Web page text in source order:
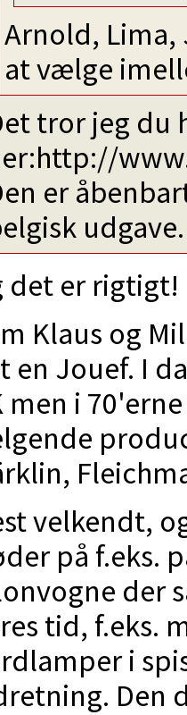
Arnold, Lima,
at vælge
tror jeg du
er
udgave.
det er rigtigt!
Klaus og
en Jouef. I
men i
velkendt,
på f.eks.
der
tid, f.eks.
i
Den